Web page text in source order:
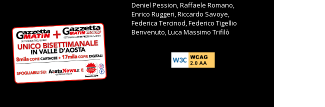
Deniel Pession, Raffaele Romano,
Enrico Ruggeri, Riccardo Savoye,
Federica Tercinod, Federico Tigellio
Benvenuto, Luca Massimo Trifilò